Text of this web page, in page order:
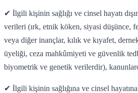
✔ İlgili kişinin sağlığı ve cinsel hayatı
verileri (ırk, etnik köken, siyasi düşünce,
veya diğer inançlar, kılık ve kıyafet,
üyeliği, ceza mahkûmiyeti ve güvenlik
biyometrik ve genetik verilerdir),
✔ İlgili kişinin sağlığına ve cinsel